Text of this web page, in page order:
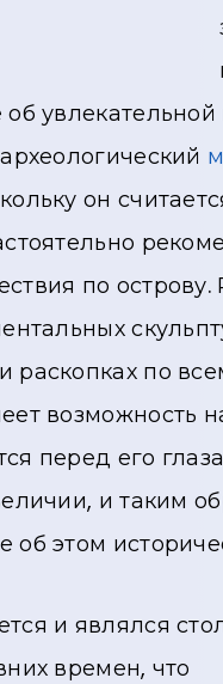
он
по
раскопках по
возможность
перед его
и таким
об этом
и являлся
времен, что